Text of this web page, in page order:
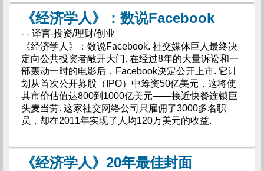
《经济学人》：数说Facebook
- - 译言-投资/理财/创业
《经济学人》：数说Facebook. 社交媒体巨人最终决
定向公共投资者敞开大门. 在经过8年的大量诉讼和一
部轰动一时的电影后，Facebook决定公开上市. 它计
划从首次公开募股（IPO）中筹资50亿美元，这将使
其市价估值达800到1000亿美元——接近快餐连锁巨
头麦当劳. 这家社交网络公司只雇佣了3000多名职
员，却在2011年实现了人均120万美元的收益.
《经济学人》20年最佳封面